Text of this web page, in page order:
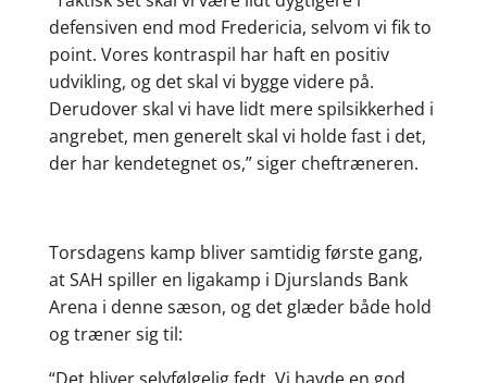
defensiven end mod Fredericia, selvom vi fik to
point. Vores kontraspil har haft en positiv
udvikling, og det skal vi bygge videre på.
Derudover skal vi have lidt mere spilsikkerhed i
angrebet, men generelt skal vi holde fast i det,
der har kendetegnet os,” siger cheftræneren.
Torsdagens kamp bliver samtidig første gang,
at SAH spiller en ligakamp i Djurslands Bank
Arena i denne sæson, og det glæder både hold
og træner sig til: